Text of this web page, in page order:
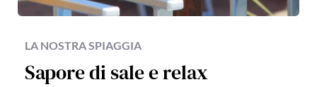
LA NOSTRA SPIAGGIA
Sapore di sale e relax